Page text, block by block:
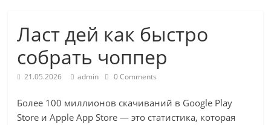
Ласт дей как быстро
собрать чоппер
21.05.2026 admin 0 Comments
Более 100 миллионов скачиваний в Google Play
Store и Apple App Store — это статистика, которая